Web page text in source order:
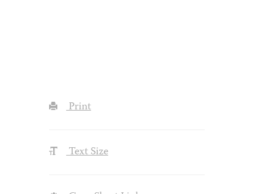
Print
Text Size